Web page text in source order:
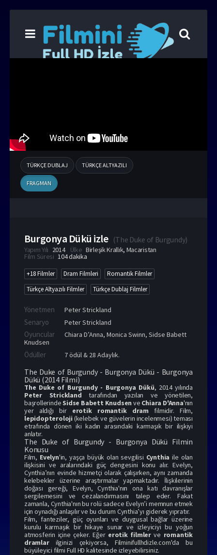
TÜRKÇE DUBLAJ TÜRKÇE ALTYAZILI
FRAGMAN
Burgonya Dükü izle (The Duke of Burgundy)
Yapım Yılı 2014 Ülke Birleşik Krallık, Macaristan
Film Süresi 104 dakika
+18 Filmler Dram Filmleri
Romantik Filmler
Türkçe Altyazılı Filmler
Türkçe Dublaj Filmler
Yönetmen Peter Strickland
Senaryo Peter Strickland
Oyuncular Chiara D’Anna, Monica Swinn, Sidse Babett
Knudsen
Ödüller 7 ödül & 28 Adaylık.
The Duke of Burgundy - Burgonya Dükü - Burgonya
Dükü (2014 Filmi)
The Duke of Burgundy - Burgonya Dükü, 2014 yılında
Peter Strickland tarafından yazılan ve yönetilen,
başrollerinde Sidse Babett Knudsen ve Chiara D'Anna'nın
yer aldığı bir erotik romantik dram filmidir. Film,
lepidopteroloji (kelebek ve güvelerin incelenmesi) teması
etrafında dönen iki kadın arasındaki karmaşık bir ilişkiyi
anlatır.
The Duke of Burgundy - Burgonya Dükü Filmin
Konusu
Film, Evelyn'in, yaşça büyük olan sevgilisi Cynthia ile olan
ilişkisini ve aralarındaki güç dengesini konu alır. Evelyn,
Cynthia’nın evinde hizmetçi olarak çalışırken, aynı zamanda
kelebekler üzerine araştırmalar yapmaktadır. İlişkilerinin
doğası gereği, Evelyn, Cynthia'nın ona katı davranışlar
sergilemesini ve cezalandırmasını talep eder. Fakat
zamanla, Cynthia'nın bu rolü sadece Evelyn’i memnun etmek
için oynadığı anlaşılır ve bu durum Cynthia’yı giderek yıpratır.
Film, fanteziler, güç oyunları ve duygusal bağlar üzerine
kurulu karmaşık bir hikaye sunar ve izleyiciyi bu yoğun
atmosferin içine çeker. Eğer erotik filmlerve romantik
dramlarilginizi çekiyorsa, Filminifullhdizle.com'da bu
büyüleyici filmi Full HD kalitesinde izleyebilirsiniz.